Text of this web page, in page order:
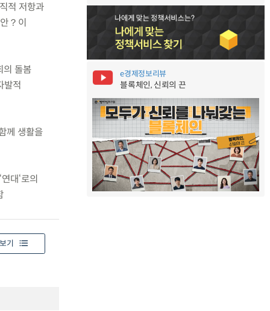
적 저항과
？이
의 돌봄
발적
께 생활을
대‘로의
기
e경제정보리뷰
블록체인, 신뢰의 끈